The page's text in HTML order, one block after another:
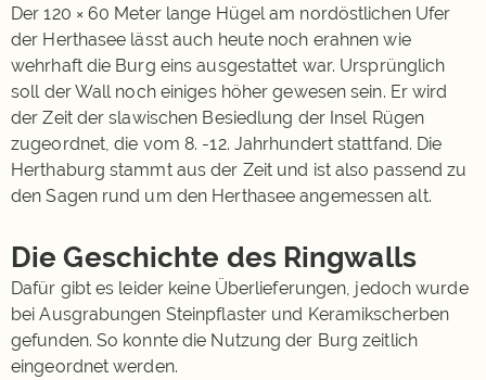
Der 120 × 60 Meter lange Hügel am nordöstlichen Ufer
der Herthasee lässt auch heute noch erahnen wie
wehrhaft die Burg eins ausgestattet war. Ursprünglich
soll der Wall noch einiges höher gewesen sein. Er wird
der Zeit der slawischen Besiedlung der Insel Rügen
zugeordnet, die vom 8. -12. Jahrhundert stattfand. Die
Herthaburg stammt aus der Zeit und ist also passend zu
den Sagen rund um den Herthasee angemessen alt.
Die Geschichte des Ringwalls
Dafür gibt es leider keine Überlieferungen, jedoch wurde
bei Ausgrabungen Steinpflaster und Keramikscherben
gefunden. So konnte die Nutzung der Burg zeitlich
eingeordnet werden.